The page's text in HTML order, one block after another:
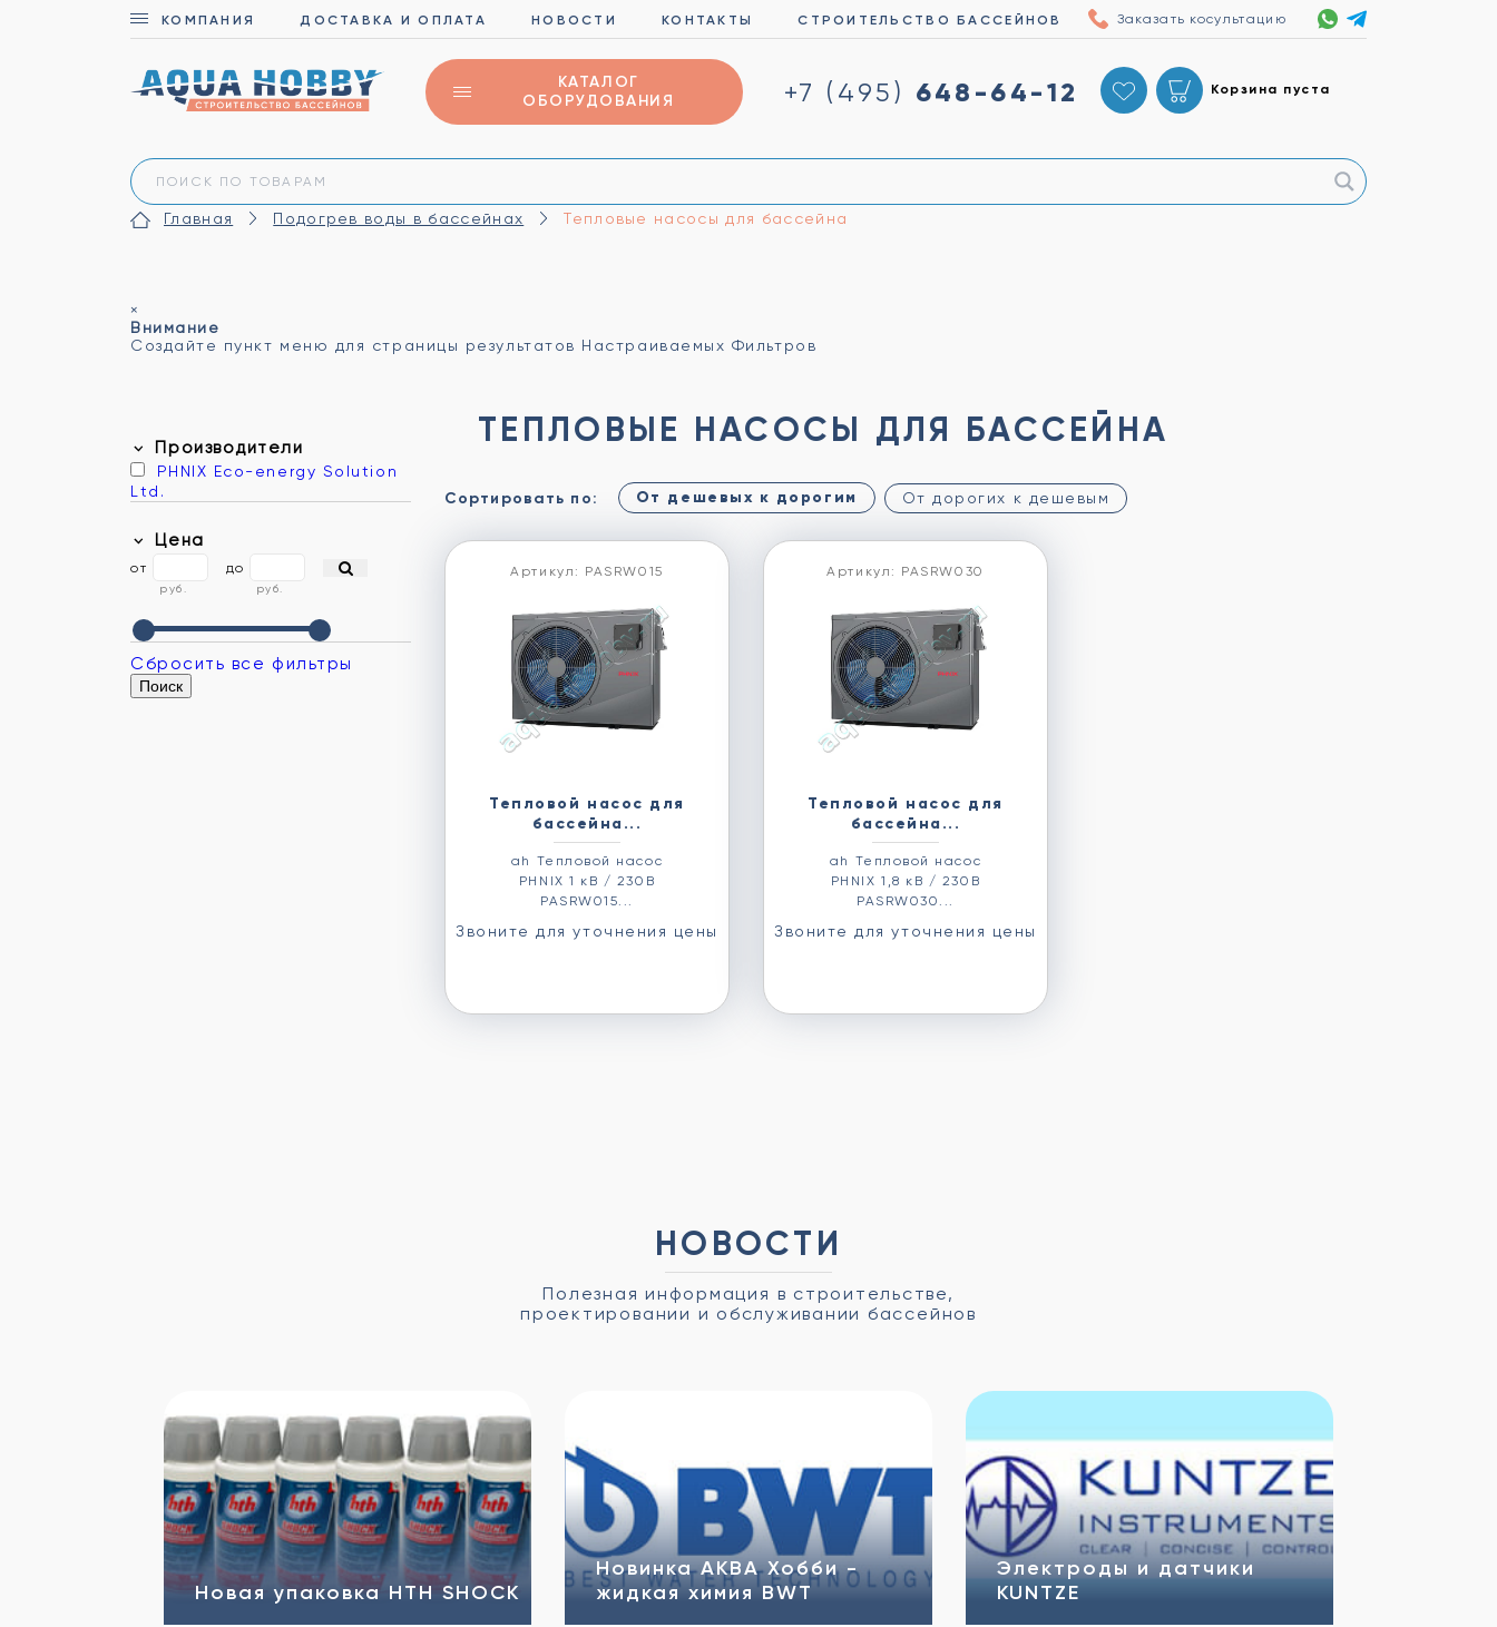
КОМПАНИЯ ДОСТАВКА И ОПЛАТА НОВОСТИ КОНТАКТЫ СТРОИТЕЛЬСТВО БАССЕЙНОВ Заказать косультацию
КАТАЛОГ
ОБОРУДОВАНИЯ
+7 (495) 648-64-12 Корзина пуста
Главная Подогрев воды в бассейнах Тепловые насосы для бассейна
×
Внимание
Создайте пункт меню для страницы результатов Настраиваемых Фильтров
Производители
PHNIX Eco-energy Solution
Ltd.
Цена
от
руб.
до
руб.
Сбросить все фильтры
ТЕПЛОВЫЕ НАСОСЫ ДЛЯ БАССЕЙНА
Сортировать по: От дешевых к дорогим От дорогих к дешевым
Артикул: PASRW015
Тепловой насос для
бассейна...
аh Тепловой насос
PHNIX 1 кВ / 230В
PASRW015...
Звоните для уточнения цены
Артикул: PASRW030
Тепловой насос для
бассейна...
аh Тепловой насос
PHNIX 1,8 кВ / 230В
PASRW030...
Звоните для уточнения цены
НОВОСТИ
Полезная информация в строительстве,
проектировании и обслуживании бассейнов
Новая упаковка HTH SHOCK
Новинка АКВА Хобби -
жидкая химия BWT
Электроды и датчики
KUNTZE